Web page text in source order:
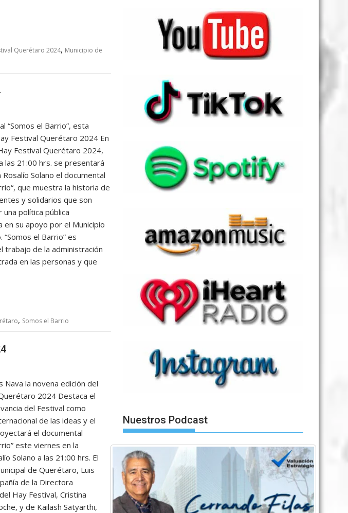
Querétaro 2024, Municipio de
“Somos el Barrio”, esta
Festival Querétaro 2024 En
Festival Querétaro 2024,
las 21:00 hrs. se presentará
Rosalío Solano el documental
que muestra la historia de
y solidarios que son
política pública
en su apoyo por el Municipio
el Barrio” es
trabajo de la administración
en las personas y que
, Somos el Barrio
Nava la novena edición del
2024 Destaca el
del Festival como
de las ideas y el
el documental
este viernes en la
Solano a las 21:00 hrs. El
de Querétaro, Luis
de la Directora
Hay Festival, Cristina
y de Kailash Satyarthi,
Nuestros Podcast